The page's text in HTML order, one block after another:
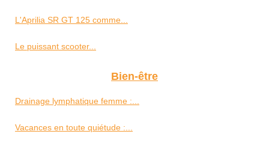
L'Aprilia SR GT 125 comme...
Le puissant scooter...
Bien-être
Drainage lymphatique femme :...
Vacances en toute quiétude :...